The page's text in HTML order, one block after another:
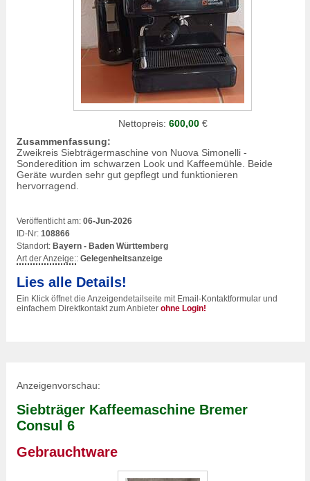
Nettopreis: 600,00€
Zusammenfassung:
Zweikreis Siebträgermaschine von Nuova Simonelli -
Sonderedition im schwarzen Look und Kaffeemühle. Beide
Geräte wurden sehr gut gepflegt und funktionieren
hervorragend.
Veröffentlicht am: 06-Jun-2026
ID-Nr: 108866
Standort: Bayern - Baden Württemberg
Art der Anzeige:: Gelegenheitsanzeige
Lies alle Details!
Ein Klick öffnet die Anzeigendetailseite mit Email-Kontaktformular und
einfachem Direktkontakt zum Anbieter ohne Login!
Anzeigenvorschau:
Siebträger Kaffeemaschine Bremer
Consul 6
Gebrauchtware